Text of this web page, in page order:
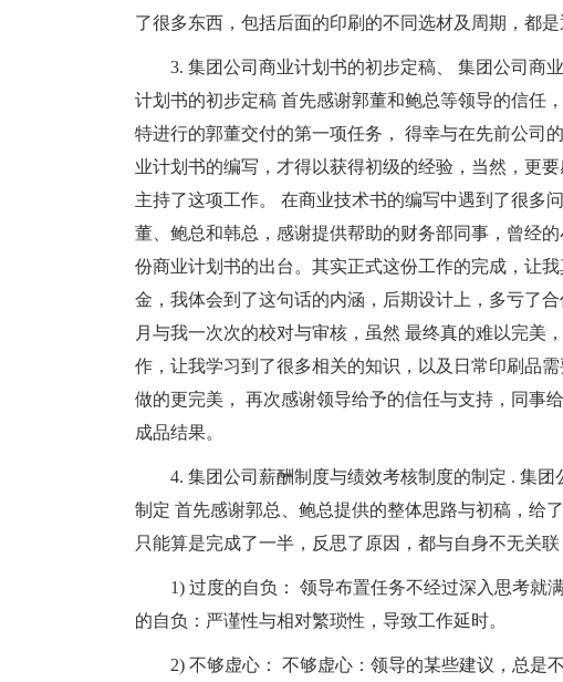
了很多东西，包括后面的印刷的不同选材及周期，都
3. 集团公司商业计划书的初步定稿、 集团公司商
计划书的初步定稿 首先感谢郭董和鲍总等领导的信任
特进行的郭董交付的第一项任务， 得幸与在先前公司
业计划书的编写，才得以获得初级的经验，当然，更
主持了这项工作。 在商业技术书的编写中遇到了很多
董、鲍总和韩总，感谢提供帮助的财务部同事，曾经
份商业计划书的出台。其实正式这份工作的完成，让
金，我体会到了这句话的内涵，后期设计上，多亏了
月与我一次次的校对与审核，虽然 最终真的难以完美
作，让我学习到了很多相关的知识，以及日常印刷品
做的更完美， 再次感谢领导给予的信任与支持，同事
成品结果。
4. 集团公司薪酬制度与绩效考核制度的制定 . 集
制定 首先感谢郭总、鲍总提供的整体思路与初稿，给
只能算是完成了一半，反思了原因，都与自身不无关联
1) 过度的自负： 领导布置任务不经过深入思考就
的自负：严谨性与相对繁琐性，导致工作延时。
2) 不够虚心： 不够虚心：领导的某些建议，总是